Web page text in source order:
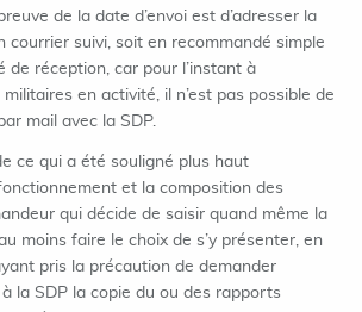
de la date d’envoi est d’adresser la
courrier suivi, soit en recommandé simple
de réception, car pour l’instant à
militaires en activité, il n’est pas possible de
mail avec la SDP.
ce qui a été souligné plus haut
et la composition des
qui décide de saisir quand même la
moins faire le choix de s’y présenter, en
pris la précaution de demander
la SDP la copie du ou des rapports